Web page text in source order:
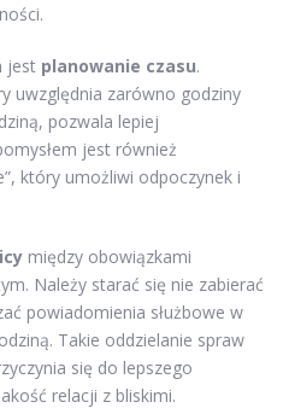
jest planowanie czasu.
uwzględnia zarówno godziny
pozwala lepiej
jest również
który umożliwi odpoczynek i
między obowiązkami
Należy starać się nie zabierać
powiadomienia służbowe w
Takie oddzielanie spraw
się do lepszego
relacji z bliskimi.